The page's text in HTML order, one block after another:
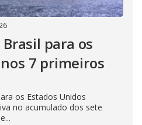
para os
7 primeiros
os Estados Unidos
no acumulado dos sete